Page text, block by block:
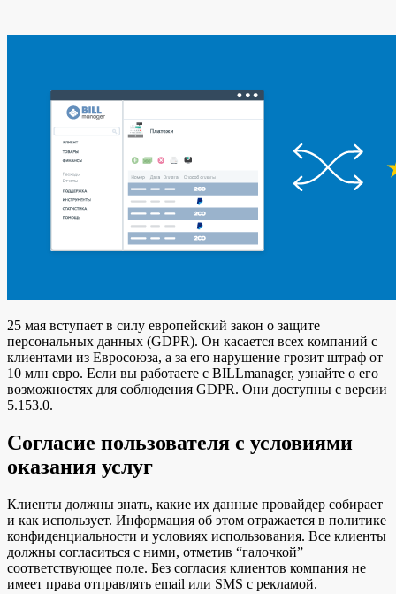
25 мая вступает в силу европейский закон о защите
персональных данных (GDPR). Он касается всех компаний с
клиентами из Евросоюза, а за его нарушение грозит штраф от
10 млн евро. Если вы работаете с BILLmanager, узнайте о его
возможностях для соблюдения GDPR. Они доступны с версии
5.153.0.
Согласие пользователя с условиями
оказания услуг
Клиенты должны знать, какие их данные провайдер собирает
и как использует. Информация об этом отражается в политике
конфиденциальности и условиях использования. Все клиенты
должны согласиться с ними, отметив “галочкой”
соответствующее поле. Без согласия клиентов компания не
имеет права отправлять email или SMS с рекламой.